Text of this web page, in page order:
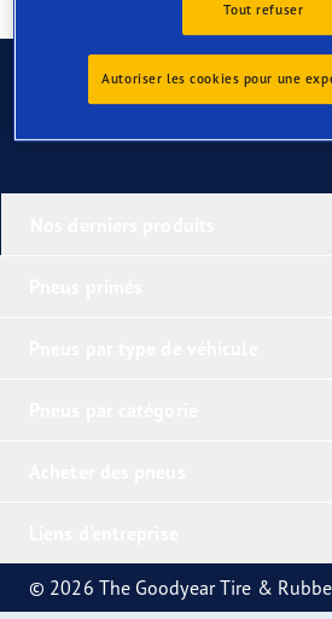
Contactez-nous
© 2026 The Goodyear Tire &
Tout refuser
Autoriser les cookies pour une